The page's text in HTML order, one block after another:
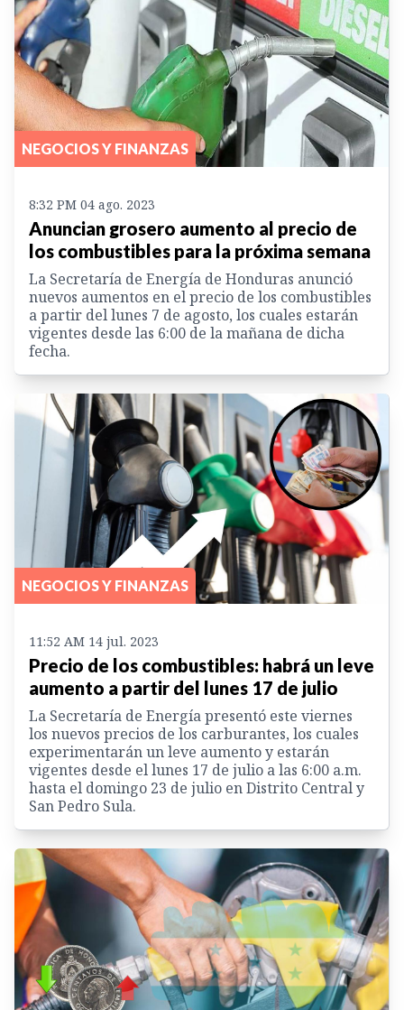
NEGOCIOS Y FINANZAS
8:32 PM 04 ago. 2023
Anuncian grosero aumento al precio de
los combustibles para la próxima semana
La Secretaría de Energía de Honduras anunció
nuevos aumentos en el precio de los combustibles
a partir del lunes 7 de agosto, los cuales estarán
vigentes desde las 6:00 de la mañana de dicha
fecha.
NEGOCIOS Y FINANZAS
11:52 AM 14 jul. 2023
Precio de los combustibles: habrá un leve
aumento a partir del lunes 17 de julio
La Secretaría de Energía presentó este viernes
los nuevos precios de los carburantes, los cuales
experimentarán un leve aumento y estarán
vigentes desde el lunes 17 de julio a las 6:00 a.m.
hasta el domingo 23 de julio en Distrito Central y
San Pedro Sula.